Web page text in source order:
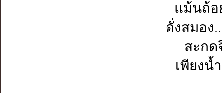
แม้นถ้อ
ดั่งสมอง
สะกด
เพียงน้